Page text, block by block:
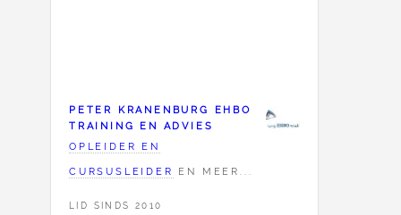
PETER KRANENBURG EHBO
TRAINING EN ADVIES
OPLEIDER EN
CURSUSLEIDER
EN MEER...
LID SINDS 2010